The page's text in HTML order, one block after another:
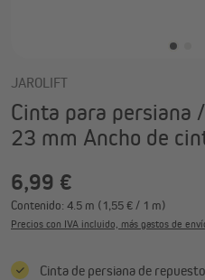
JAROLIFT
Cinta para persiana
23 mm Ancho de
6,99 €
Contenido: 4.5 m (1,55 € / 1 m)
Precios con IVA incluido, más gastos de
Cinta de persiana de